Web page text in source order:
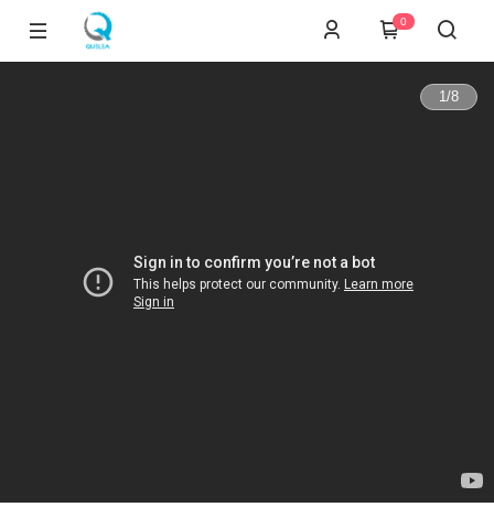
0
1/8